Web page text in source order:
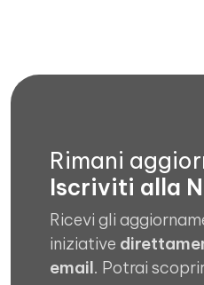
Rimani
Iscriviti alla
Ricevi gli
iniziative
email. Potrai